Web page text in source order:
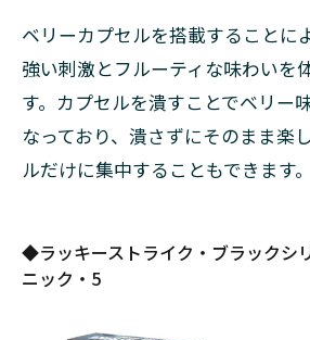
キー
スト
ライ
クは
2023
年に
値上
のか
9
ベリーカプセルを搭載することに
強い刺激とフルーティな味わいを
す。カプセルを潰すことでベリー
なっており、潰さずにそのまま楽
ルだけに集中することもできます。
◆ラッキーストライク・ブラックシ
ニック・5